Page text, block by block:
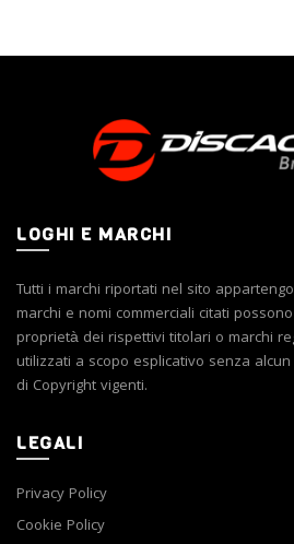
varianti.
possono
essere
scelte
pagina
prodotto
LOGHI E MARCHI
Tutti i marchi riportati nel sito
marchi e nomi commerciali citati
proprietà dei rispettivi titolari o marchi
utilizzati a scopo esplicativo senza
di Copyright vigenti.
LEGALI
Privacy Policy
Cookie Policy